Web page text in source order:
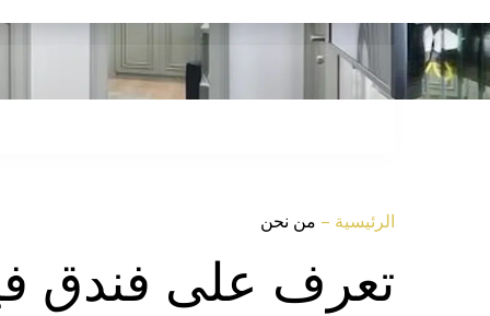
الرئيسية – من نحن
تعرف على فندق